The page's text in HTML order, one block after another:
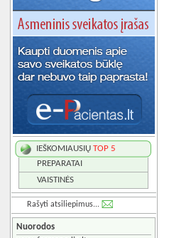
IEŠKOMIAUSIŲ TOP 5
PREPARATAI
VAISTINĖS
Rašyti atsiliepimus...
Nuorodos